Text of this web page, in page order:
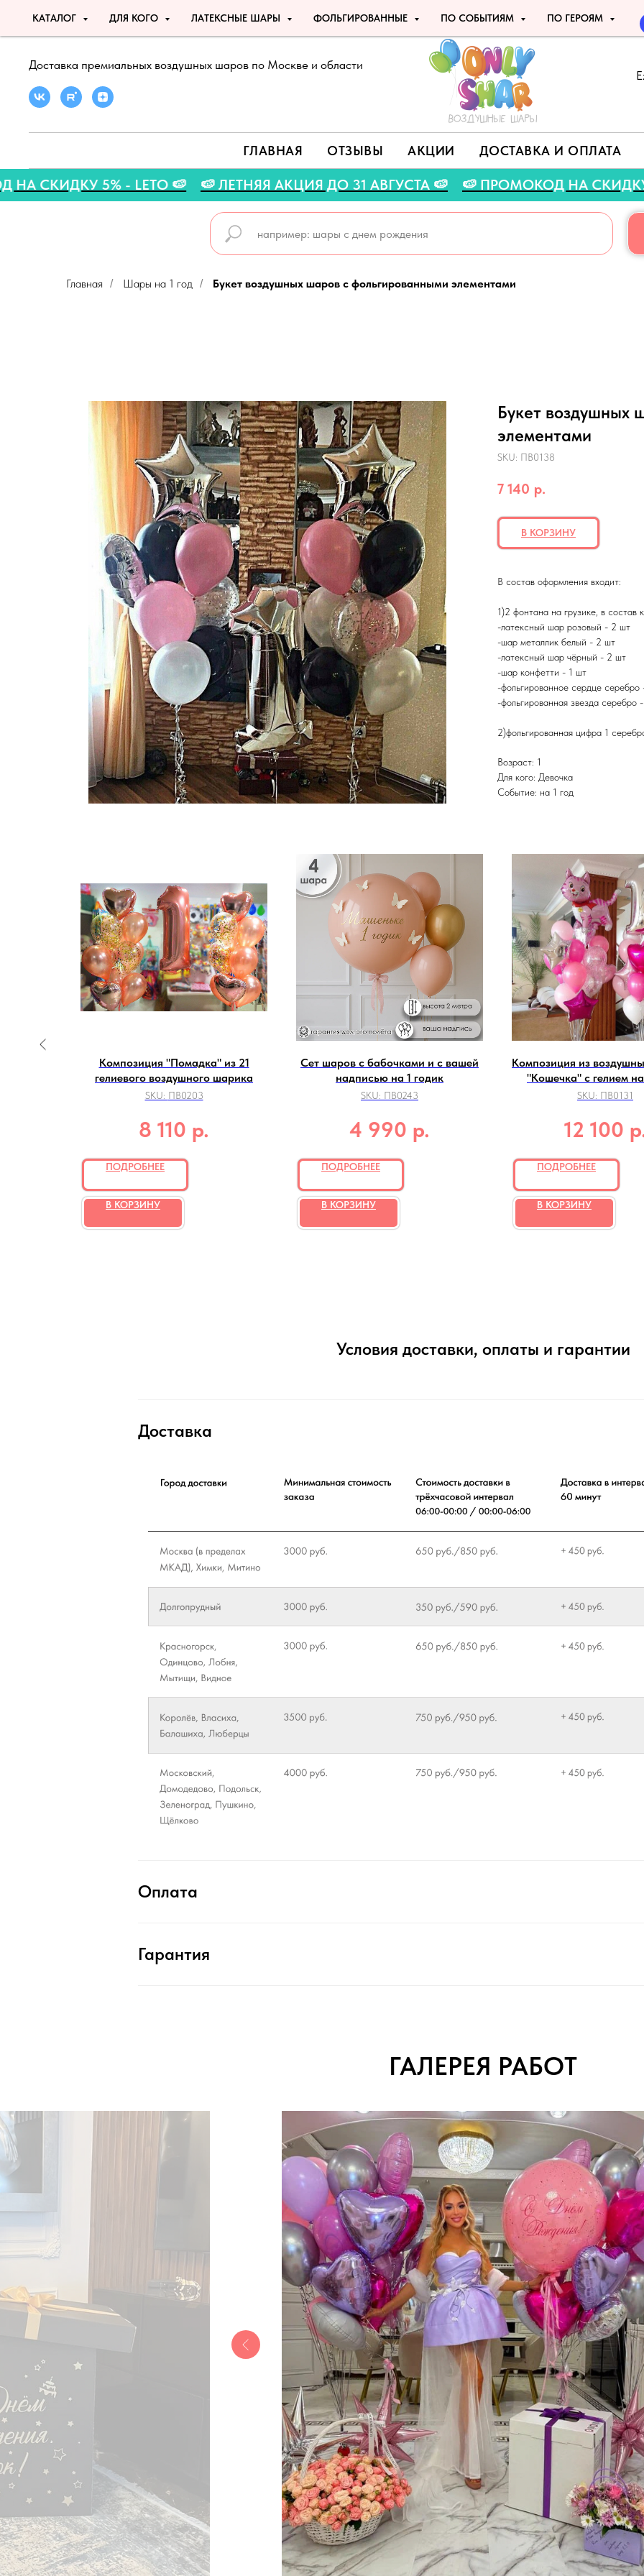
КАТАЛОГ ДЛЯ КОГО ЛАТЕКСНЫЕ ШАРЫ ФОЛЬГИРОВАННЫЕ ПО СОБЫТИЯМ ПО ГЕРОЯМ
Доставка премиальных воздушных шаров по Москве и области
ГЛАВНАЯ ОТЗЫВЫ АКЦИИ ДОСТАВКА И ОПЛАТА
НА СКИДКУ 5% - LETO 🍉 🍉 ЛЕТНЯЯ АКЦИЯ ДО 31 АВГУСТА 🍉 🍉 ПРОМОКОД НА
Главная / Шары на 1 год / Букет воздушных шаров с фольгированными элементами
Букет воздушных
элементами
SKU: ПВ0138
7 140 р.
В КОРЗИНУ
В состав оформления входит:
1)2 фонтана на грузике, в состав
-латексный шар розовый - 2 шт
-шар металлик белый - 2 шт
-латексный шар чёрный - 2 шт
-шар конфетти - 1 шт
-фольгированное сердце серебро
-фольгированная звезда серебро
2)фольгированная цифра 1
Возраст: 1
Для кого: Девочка
Событие: на 1 год
Композиция "Помадка" из 21
гелиевого воздушного шарика
SKU: ПВ0203
8 110 р.
ПОДРОБНЕЕ
В КОРЗИНУ
Сет шаров с бабочками и с вашей
надписью на 1 годик
SKU: ПВ0243
4 990 р.
ПОДРОБНЕЕ
В КОРЗИНУ
Композиция из
"Кошечка" с гелием
SKU: ПВ0131
12 100
ПОДРОБНЕЕ
В КОРЗИНУ
Условия доставки, оплаты и гарантии
Доставка
Оплата
Гарантия
ГАЛЕРЕЯ РАБОТ